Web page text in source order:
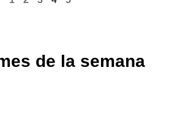
de la semana